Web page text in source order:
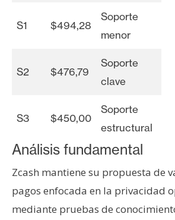
S1 $494,28
Soporte
menor
S2 $476,79
Soporte
clave
S3 $450,00
Soporte
estructural
Análisis fundamental
Zcash mantiene su propuesta de
pagos enfocada en la privacidad
mediante pruebas de